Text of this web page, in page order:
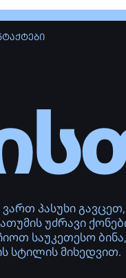
გავცეთ, ნებისმიერ
ქონების შესახებ
ბინა, თქვენი